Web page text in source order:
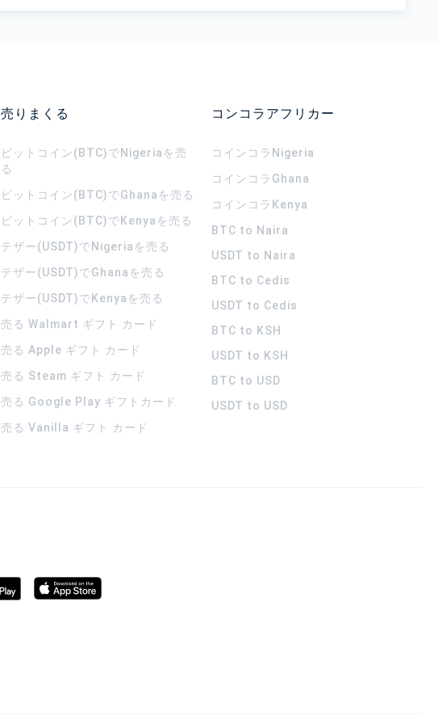
売りまくる
ビットコイン(BTC)でNigeriaを売
る
ビットコイン(BTC)でGhanaを売る
ビットコイン(BTC)でKenyaを売る
テザー(USDT)でNigeriaを売る
テザー(USDT)でGhanaを売る
テザー(USDT)でKenyaを売る
売る Walmart ギフト カード
売る Apple ギフト カード
売る Steam ギフト カード
売る Google Play ギフトカード
売る Vanilla ギフト カード
コンコラアフリカー
コインコラ Nigeria
コインコラ Ghana
コインコラ Kenya
BTC to Naira
USDT to Naira
BTC to Cedis
USDT to Cedis
BTC to KSH
USDT to KSH
BTC to USD
USDT to USD